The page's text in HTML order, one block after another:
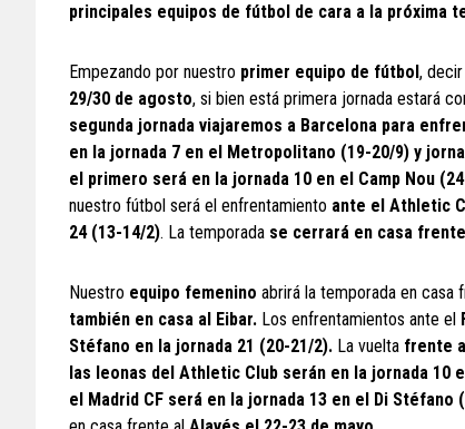
principales equipos de fútbol de cara a la próxima
Empezando por nuestro primer equipo de fútbol ,
29/30 de agosto, si bien está primera jornada estará
segunda jornada viajaremos a Barcelona para
en la jornada 7 en el Metropolitano (19-20/9) y
el primero será en la jornada 10 en el Camp Nou
nuestro fútbol será el enfrentamiento ante el Athletic
24 (13-14/2). La temporada se cerrará en casa
Nuestro equipo femenino abrirá la temporada en casa
también en casa al Eibar. Los enfrentamientos ante el
Stéfano en la jornada 21 (20-21/2). La vuelta frente
las leonas del Athletic Club serán en la jornada 10
el Madrid CF será en la jornada 13 en el Di